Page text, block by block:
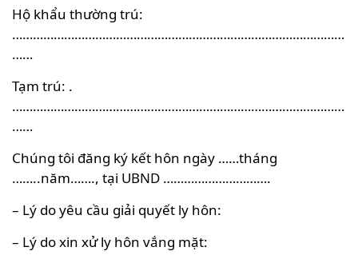
Hộ khẩu thường trú:
……………………………………………………………………………………
……
Tạm trú: .
……………………………………………………………………………………
……
Chúng tôi đăng ký kết hôn ngày ……tháng
……..năm……., tại UBND ………………………….
– Lý do yêu cầu giải quyết ly hôn:
– Lý do xin xử ly hôn vắng mặt: